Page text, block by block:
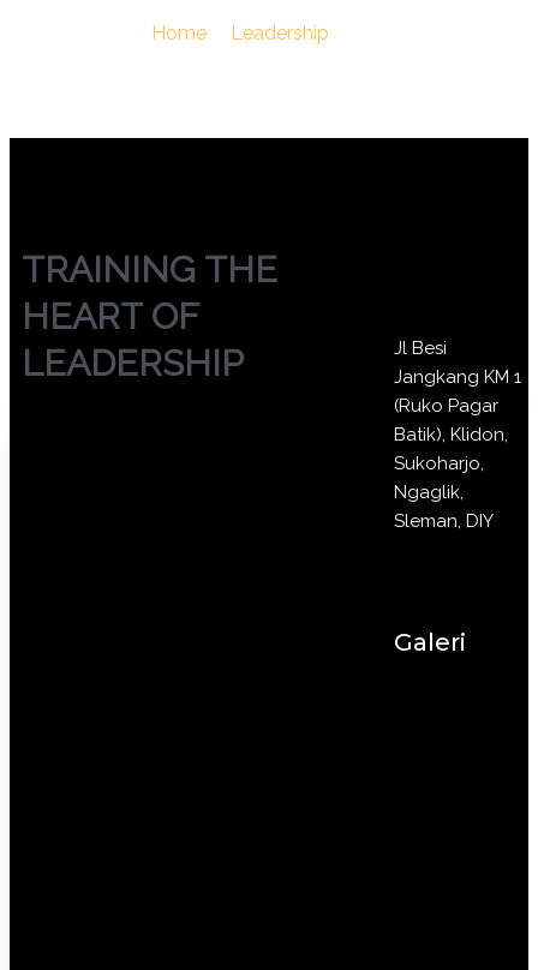
Home Leadership
TRAINING THE
HEART OF
LEADERSHIP
Jl Besi
Jangkang KM 1
(Ruko Pagar
Batik), Klidon,
Sukoharjo,
Ngaglik,
Sleman, DIY
Galeri